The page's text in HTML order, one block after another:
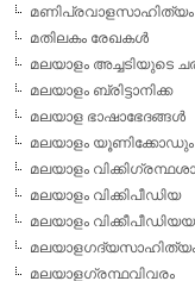
മണിപ്രവാളസാഹിത്യം
മതിലകം രേഖകള്‍
മലയാളം അച്ചടിയുടെ
മലയാളം ബ്രിട്ടാനിക്ക
മലയാള ഭാഷാഭേദങ്ങള്‍
മലയാളം യൂണിക്കോഡും
മലയാളം
മലയാളം വിക്കിപീഡിയ
മലയാളം
മലയാളഗ്രന്ഥവിവരം